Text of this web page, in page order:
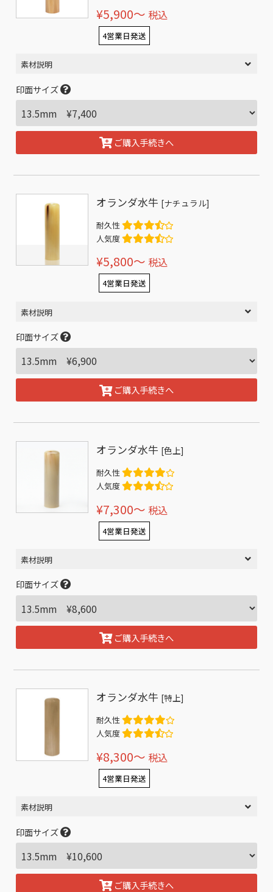
¥5,900〜 税込
4営業日発送
素材説明
印面サイズ
ご購入手続きへ
オランダ水牛 [ナチュラル]
耐久性
人気度
¥5,800〜 税込
4営業日発送
素材説明
印面サイズ
ご購入手続きへ
オランダ水牛 [色上]
耐久性
人気度
¥7,300〜 税込
4営業日発送
素材説明
印面サイズ
ご購入手続きへ
オランダ水牛 [特上]
耐久性
人気度
¥8,300〜 税込
4営業日発送
素材説明
印面サイズ
ご購入手続きへ